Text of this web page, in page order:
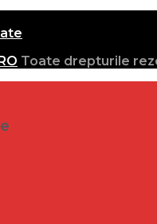
Toate drepturile